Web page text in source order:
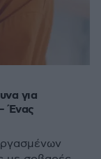
για
Ένας